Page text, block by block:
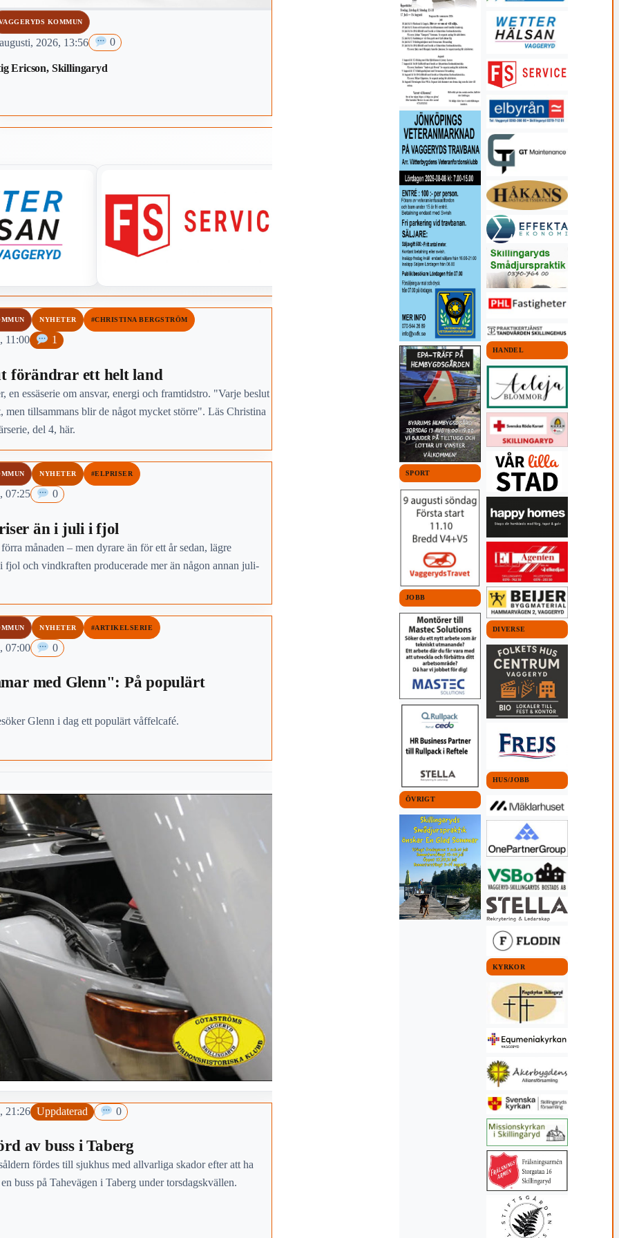
KOMMUN
2026, 13:56 0
Ericson, Skillingaryd
NYHETER #CHRISTINA BERGSTRÖM
11:00 1
förändrar ett helt land
en essäserie om ansvar, energi och framtidstro. "Varje beslut
men tillsammans blir de något mycket större". Läs Christina
del 4, här.
NYHETER #ELPRISER
07:25 0
än i juli i fjol
månaden – men dyrare än för ett år sedan, lägre
fjol och vindkraften producerade mer än någon annan juli-
NYHETER #ARTIKELSERIE
07:00 0
med Glenn": På populärt
Glenn i dag ett populärt våffelcafé.
21:26 Uppdaterad 0
av buss i Taberg
fördes till sjukhus med allvarliga skador efter att ha
buss på Tahevägen i Taberg under torsdagskvällen.
SPORT
JOBB
ÖVRIGT
HANDEL
DIVERSE
HUS/JOBB
KYRKOR